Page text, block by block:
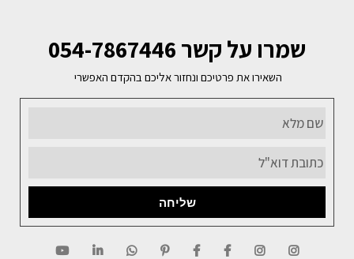
שמרו על קשר 054-7867446
השאירו את פרטיכם ונחזור אליכם בהקדם האפשרי
שליחה